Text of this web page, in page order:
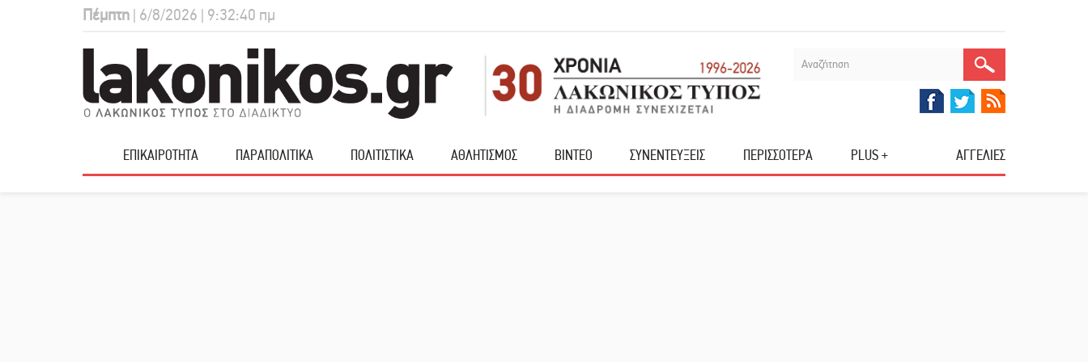
Πέμπτη | 6/8/2026 | 9:32:41 πμ
ΕΠΙΚΑΙΡΟΤΗΤΑ ΠΑΡΑΠΟΛΙΤΙΚΑ ΠΟΛΙΤΙΣΤΙΚΑ ΑΘΛΗΤΙΣΜΟΣ ΒΙΝΤΕΟ ΣΥΝΕΝΤΕΥΞΕΙΣ ΠΕΡΙΣΣΟΤΕΡΑ PLUS + ΑΓΓΕΛΙΕΣ